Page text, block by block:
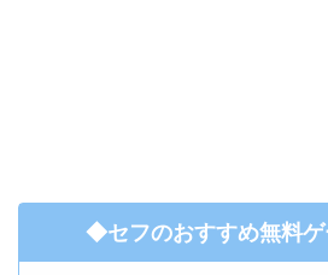
◆セフのおすすめ無料